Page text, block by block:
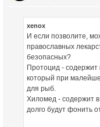
xenox
И если позволите,
православных
безопасных?
Протоцид - содержит
который при
для рыб.
Хиломед - содержит
долго будут фонить